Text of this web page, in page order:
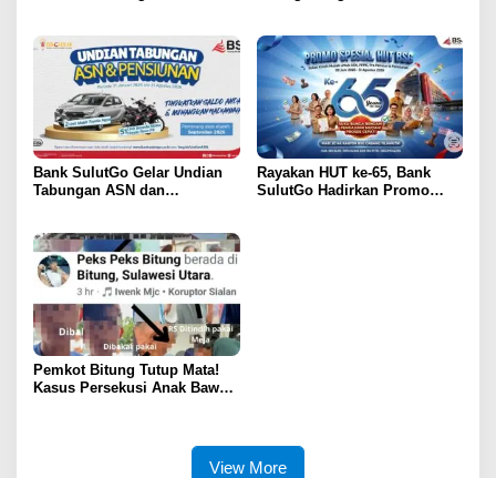
Bank SulutGo Gelar Undian
Tabungan ASN dan
Rayakan HUT ke-65, Bank
SulutGo Hadirkan Promo
Pemkot Bitung Tutup Mata!
Kasus Persekusi Anak Bawah
View More